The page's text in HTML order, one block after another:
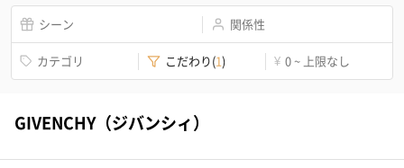
シーン 関係性
カテゴリ こだわり(1) ¥ 0 ~ 上限なし
GIVENCHY（ジバンシィ）